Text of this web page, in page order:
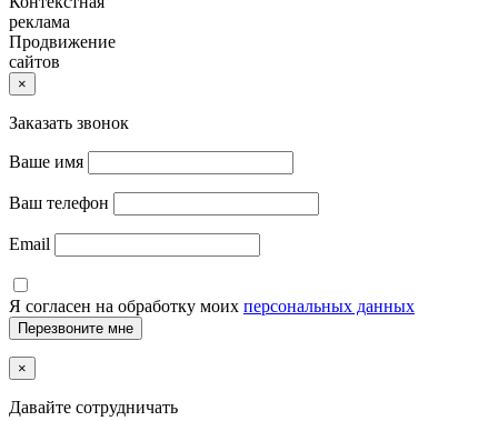
реклама
Продвижение
сайтов
×
Заказать звонок
Ваше имя
Ваш телефон
Email
Я согласен на обработку моих персональных данных
×
Давайте сотрудничать